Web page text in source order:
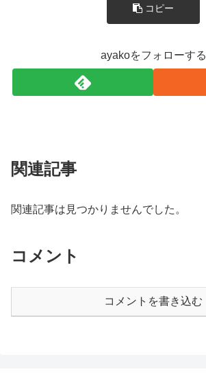
コピー
ayakoをフォローする
関連記事
関連記事は見つかりませんでした。
コメント
コメントを書き込む